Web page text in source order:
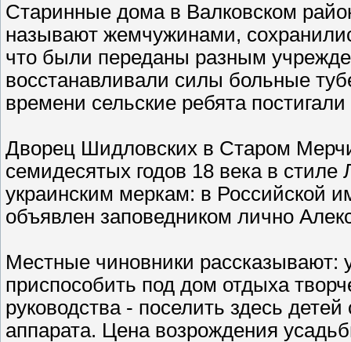
Старинные дома в Валковском
называют жемчужинами,
что были переданы разным
восстанавливали силы больные
времени сельские ребята
Дворец Шидловских в Старом
семидесятых годов 18 века в
украинским меркам: в Российской
объявлен заповедником лично
Местные чиновники рассказывают:
приспособить под дом отдыха
руководства - поселить здесь
аппарата. Цена возрождения